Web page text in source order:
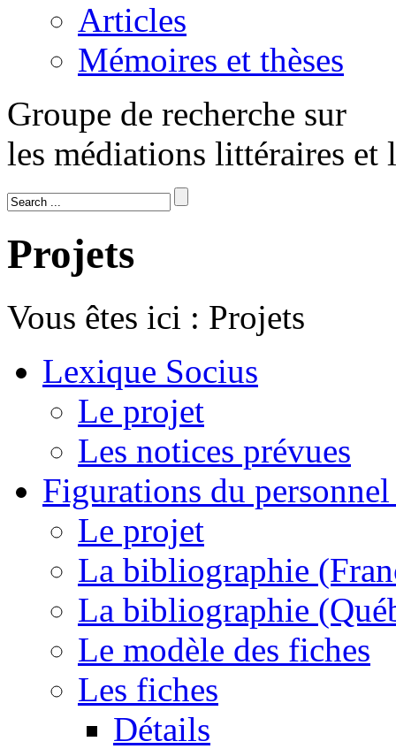
Articles
Mémoires et thèses
Groupe de recherche sur
les médiations littéraires et
Projets
Vous êtes ici : Projets
Lexique Socius
Le projet
Les notices prévues
Figurations du
Le projet
La bibliographie
La bibliographie
Le modèle des fiches
Les fiches
Détails